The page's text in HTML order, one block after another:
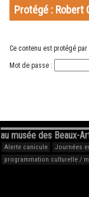
Protégé : Robert
Ce contenu est protégé
Mot de passe :
au musée des Beaux-
Alerte canicule Journées
programmation culturelle /